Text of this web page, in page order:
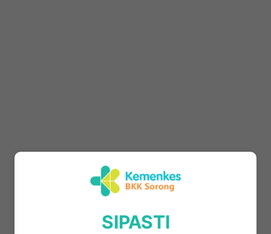
SIPASTI